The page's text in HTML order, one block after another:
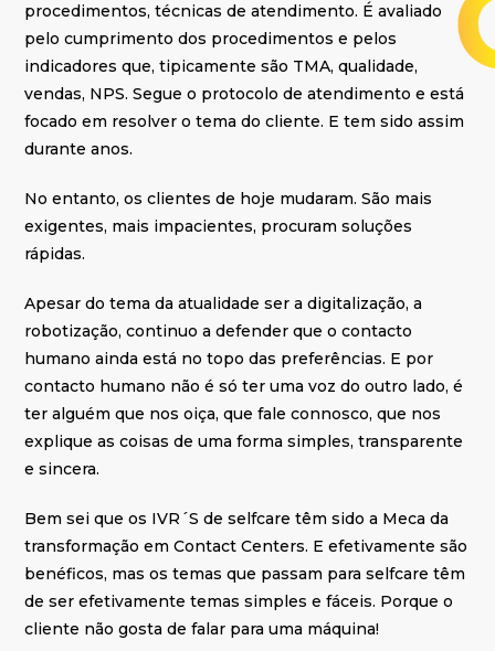
procedimentos, técnicas de atendimento. É avaliado
pelo cumprimento dos procedimentos e pelos
indicadores que, tipicamente são TMA, qualidade,
vendas, NPS. Segue o protocolo de atendimento e está
focado em resolver o tema do cliente. E tem sido assim
durante anos.
No entanto, os clientes de hoje mudaram. São mais
exigentes, mais impacientes, procuram soluções
rápidas.
Apesar do tema da atualidade ser a digitalização, a
robotização, continuo a defender que o contacto
humano ainda está no topo das preferências. E por
contacto humano não é só ter uma voz do outro lado, é
ter alguém que nos oiça, que fale connosco, que nos
explique as coisas de uma forma simples, transparente
e sincera.
Bem sei que os IVR´S de selfcare têm sido a Meca da
transformação em Contact Centers. E efetivamente são
benéficos, mas os temas que passam para selfcare têm
de ser efetivamente temas simples e fáceis. Porque o
cliente não gosta de falar para uma máquina!